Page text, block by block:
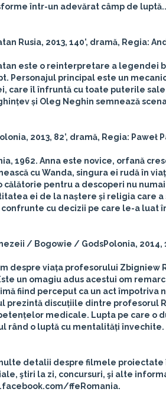
într-un adevărat câmp de luptă..
Rusia, 2013, 140’, dramă, Regia:
este o reinterpretare a legendei
Personajul principal este un
care îl înfruntă cu toate puterile
și Oleg Neghin semnează
2013, 82’, dramă, Regia:
1962. Anna este novice, orfană
cu Wanda, singura ei rudă în
călătorie pentru a descoperi nu
ei de la naștere și religia care a
confrunte cu decizii pe care le-a luat
/ Bogowie / GodsPolonia,
despre viața profesorului Zbigniew
un omagiu adus acestui om
fiind perceput ca un act împotriva
prezintă discuțiile dintre profesorul
medicale. Lupta pe care o
rând o luptă cu mentalități învechite.
detalii despre filmele
ştiri la zi, concursuri, şi alte
ffeRomania.